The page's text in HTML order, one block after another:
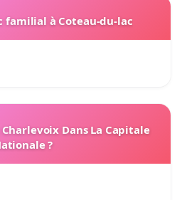
familial à Coteau-du-lac
Dans La Capitale
?